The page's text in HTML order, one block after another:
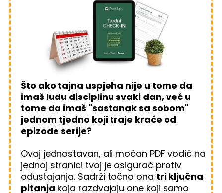
Što ako tajna uspjeha nije u tome da
imaš ludu disciplinu svaki dan, već u
tome da imaš "sastanak sa sobom"
jednom tjedno koji traje kraće od
epizode serije?
Ovaj jednostavan, ali moćan PDF vodič na
jednoj stranici tvoj je osigurač protiv
odustajanja. Sadrži točno ona tri ključna
pitanja koja razdvajaju one koji samo